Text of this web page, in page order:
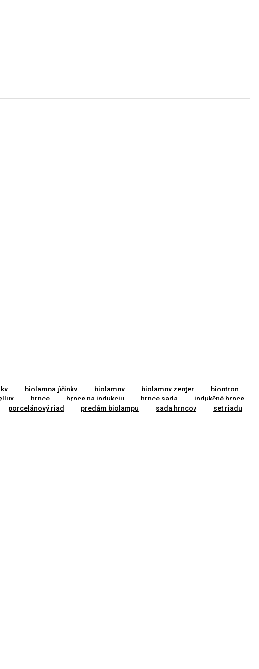
biolampa účinky biolampy biolampy zepter
bioptron
hrnce hrnce na indukciu hrnce sada
indukčné hrnce
porcelánový riad predám biolampu sada hrncov
set riadu